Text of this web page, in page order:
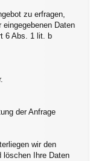
zu erfragen,
Daten
6 Abs. 1 lit. b
der Anfrage
wir den
löschen Ihre Daten